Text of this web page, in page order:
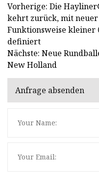
Vorherige: Die
kehrt zurück, mit neuer
Funktionsweise kleiner
definiert
Nächste: Neue
New Holland
Anfrage absenden